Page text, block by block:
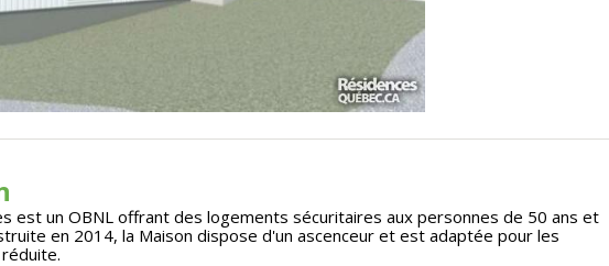
est un OBNL offrant des logements sécuritaires aux personnes de 50 ans et
en 2014, la Maison dispose d'un ascenceur et est adaptée pour les